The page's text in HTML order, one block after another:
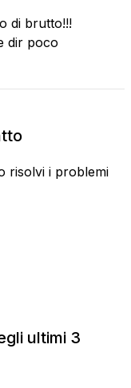
di brutto!!!
dir poco
risolvi i problemi
ultimi 3